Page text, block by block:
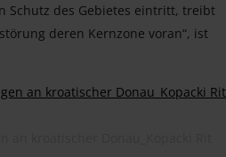
Schutz des Gebietes eintritt, treibt
deren Kernzone voran“, ist